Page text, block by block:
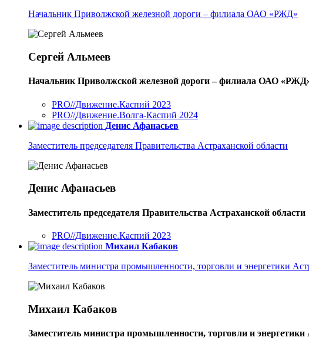
Начальник Приволжской железной дороги – филиала ОАО «РЖД»
Сергей Альмеев
Начальник Приволжской железной дороги – филиала ОАО
PRO//Движение.Каспий 2023
PRO//Движение.Волга-Каспий 2024
Денис Афанасьев
Заместитель председателя Правительства Астраханской области
Денис Афанасьев
Заместитель председателя Правительства Астраханской области
PRO//Движение.Каспий 2023
Михаил Кабаков
Заместитель министра промышленности, торговли и энергетики
Михаил Кабаков
Заместитель министра промышленности, торговли и энергетики